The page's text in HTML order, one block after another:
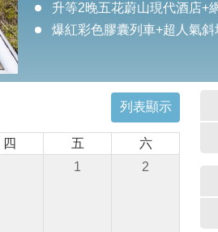
升等2晚五花蔚山現代酒店+
爆紅彩色膠囊列車+超人氣斜
列表顯示
四 五
六
1
2